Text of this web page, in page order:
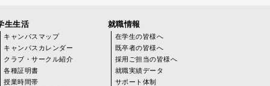
生生活
キャンパスマップ
キャンパスカレンダー
クラブ・サークル紹介
各種証明書
授業時間帯
就職情報
在学生の皆様へ
既卒者の皆様へ
採用ご担当の皆様へ
就職実績データ
サポート体制